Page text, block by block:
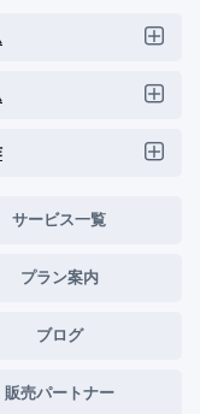
サービス一覧
プラン案内
ブログ
販売パートナー